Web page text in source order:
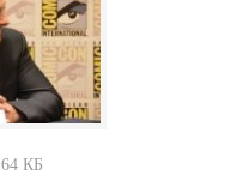
64 КБ